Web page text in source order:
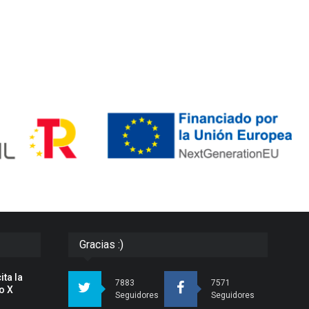
la
X
Gracias :)
7883
Seguidores
7571
Seguidores